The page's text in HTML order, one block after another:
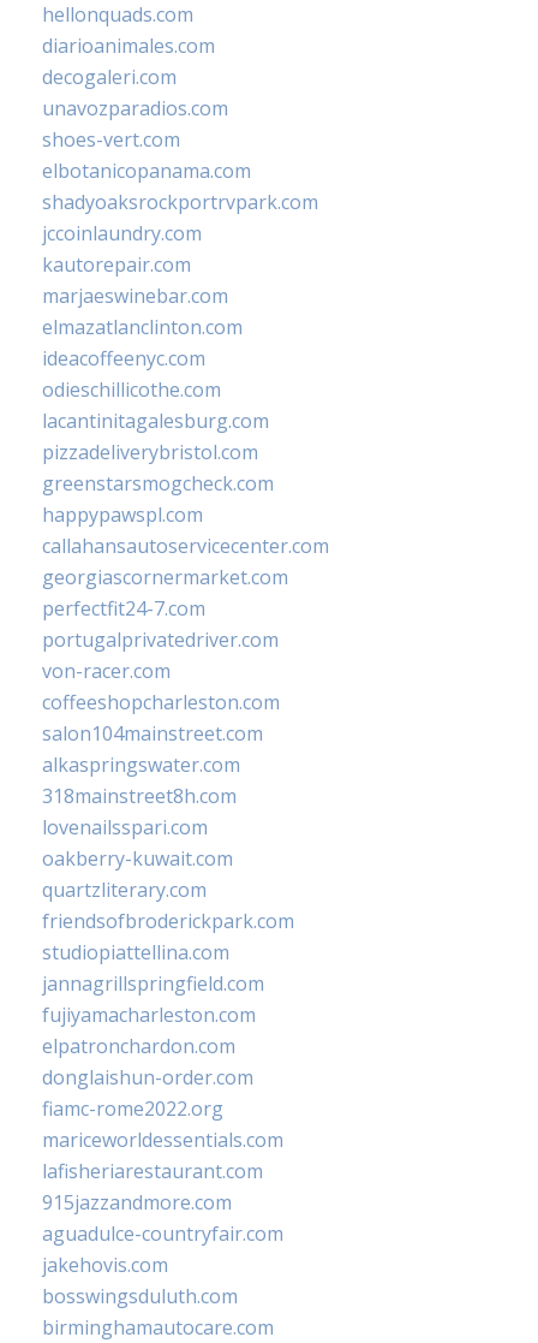
hellonquads.com
diarioanimales.com
decogaleri.com
unavozparadios.com
shoes-vert.com
elbotanicopanama.com
shadyoaksrockportrvpark.com
jccoinlaundry.com
kautorepair.com
marjaeswinebar.com
elmazatlanclinton.com
ideacoffeenyc.com
odieschillicothe.com
lacantinitagalesburg.com
pizzadeliverybristol.com
greenstarsmogcheck.com
happypawspl.com
callahansautoservicecenter.com
georgiascornermarket.com
perfectfit24-7.com
portugalprivatedriver.com
von-racer.com
coffeeshopcharleston.com
salon104mainstreet.com
alkaspringswater.com
318mainstreet8h.com
lovenailsspari.com
oakberry-kuwait.com
quartzliterary.com
friendsofbroderickpark.com
studiopiattellina.com
jannagrillspringfield.com
fujiyamacharleston.com
elpatronchardon.com
donglaishun-order.com
fiamc-rome2022.org
mariceworldessentials.com
lafisheriarestaurant.com
915jazzandmore.com
aguadulce-countryfair.com
jakehovis.com
bosswingsduluth.com
birminghamautocare.com